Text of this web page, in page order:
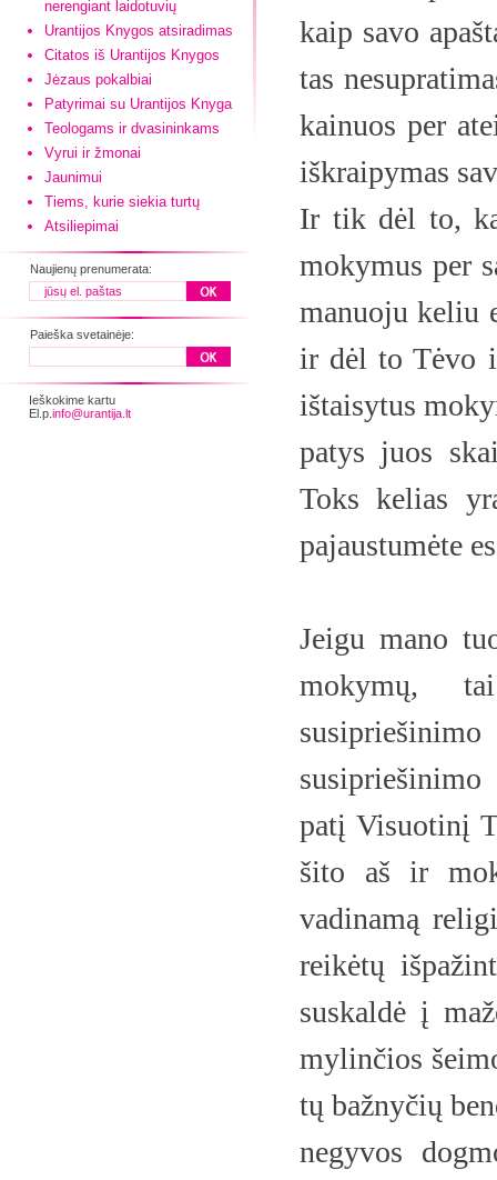
nerengiant laidotuvių
Urantijos Knygos atsiradimas
Citatos iš Urantijos Knygos
Jėzaus pokalbiai
Patyrimai su Urantijos Knyga
Teologams ir dvasininkams
Vyrui ir žmonai
Jaunimui
Tiems, kurie siekia turtų
Atsiliepimai
Naujienų prenumerata:
Paieška svetainėje:
Ieškokime kartu
El.p. info@urantija.lt
kaip savo
tas
kainuos per
iškraipymas
Ir tik dėl to,
mokymus per
manuoju keliu
ir dėl to Tėvo
ištaisytus
patys juos
Toks kelias
pajaustumėte
Jeigu mano
mokymų,
patį Visuotinį
šito aš ir
vadinamą
reikėtų
suskaldė į
mylinčios
tų bažnyčių
negyvos